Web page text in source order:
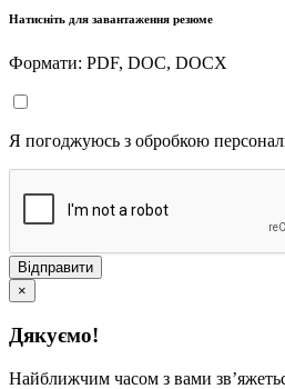
Натисніть для завантаження резюме
Формати: PDF, DOC, DOCX
Я погоджуюсь з обробкою
Відправити
×
Дякуємо!
Найближчим часом з вами